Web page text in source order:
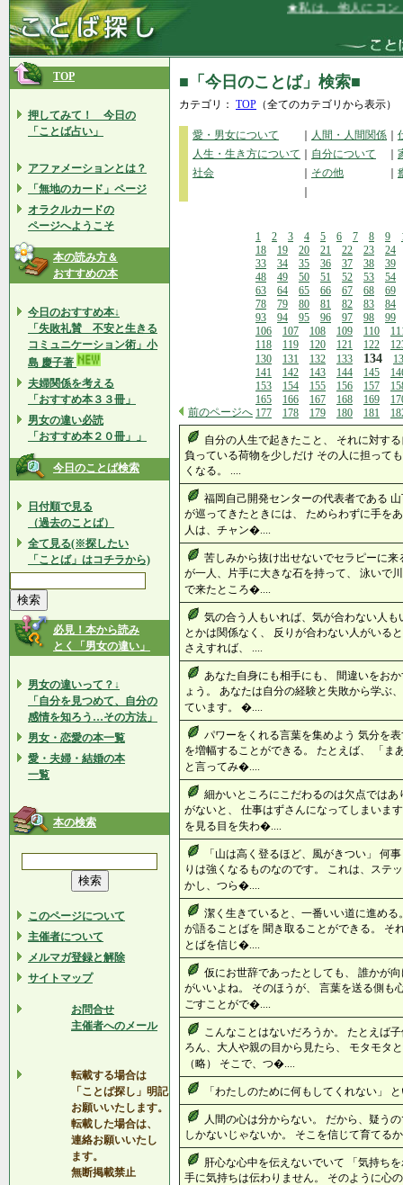
★私は、他人にコント
TOP
押してみて！ 今日の
「ことば占い」
アファメーションとは？
「無地のカード」ページ
オラクルカードの
ページへようこそ
本の読み方＆
おすすめの本
今日のおすすめ本↓
「失敗礼賛 不安と生きる
コミュニケーション術」小
島 慶子著
夫婦関係を考える
「おすすめ本３３冊」
男女の違い必読
「おすすめ本２０冊」」
今日のことば検索
日付順で見る
（過去のことば）
全て見る(※探したい
「ことば」はコチラから)
必見！本から読み
とく「男女の違い」
男女の違いって？↓
「自分を見つめて、自分の
感情を知ろう…その方法」
男女・恋愛の本一覧
愛・夫婦・結婚の本
一覧
本の検索
このページについて
主催者について
メルマガ登録と解除
サイトマップ
お問合せ
主催者へのメール
転載する場合は
「ことば探し」明記
お願いいたします。
転載した場合は、
連絡お願いいたし
ます。
無断掲載禁止
■「今日のことば」検索■
カテゴリ： TOP （全てのカテゴリから表示）
愛・男女について 人間・人間関係
人生・生き方について
自分について
社会
その他
前のページへ
1 2 3 4 5 6 7 8 9
18
19 20 21 22 23
24
33
34 35 36 37 38
39
48
49 50 51 52 53
54
63
64 65 66 67 68
69
78
79 80 81 82 83
84
93
94 95 96 97 98
99
106
107 108 109 110
118
119 120 121 122
130
131 132 133 134
141
142 143 144 145
153
154 155 156 157
165
166 167 168 169
177
178 179 180 181
自分の人生で起きたこと、 それに対す
負っている荷物を少しだけ その人に担って
くなる。 ....
福岡自己開発センターの代表者である
が巡ってきたときには、 ためらわずに手を
人は、チャン�....
苦しみから抜け出せないでセラピーに
が一人、片手に大きな石を持って、 泳いで
で来たところ�....
気の合う人もいれば、気が合わない人
とかは関係なく、 反りが合わない人がいる
さえすれば、 ....
あなた自身にも相手にも、 間違いをお
ょう。 あなたは自分の経験と失敗から学ぶ
ています。 �....
パワーをくれる言葉を集めよう 気分を
を増幅することができる。 たとえば、 「ま
と言ってみ�....
細かいところにこだわるのは欠点では
がないと、 仕事はずさんになってしまいま
を見る目を失わ�....
「山は高く登るほど、風がきつい」 何
りは強くなるものなのです。 これは、ステ
かし、つら�....
潔く生きていると、一番いい道に進め
が語ることばを 聞き取ることができる。 そ
とばを信じ�....
仮にお世辞であったとしても、 誰かが
がいいよね。 そのほうが、 言葉を送る側も
ごすことがで�....
こんなことはないだろうか。 たとえば
ろん、大人や親の目から見たら、 モタモタ
（略） そこで、つ�....
「わたしのために何もしてくれない」
人間の心は分からない。 だから、疑う
しかないじゃないか。 そこを信じて育てる
肝心な心中を伝えないでいて 「気持ち
手に気持ちは伝わりません。 そのように心